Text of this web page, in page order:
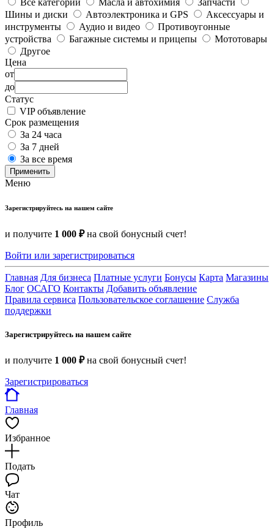
Шины и диски
Автоэлектроника и GPS
Аксессуары и
инструменты
Аудио и видео
Противоугонные
устройства
Багажные системы и прицепы
Мототовары
Другое
Цена
от
до
Статус
VIP объявление
Срок размещения
За 24 часа
За 7 дней
За все время
Применить
Меню
Зарегистрируйтесь на нашем сайте
и получите 1 000 ₽на свой бонусный счет!
Войти или зарегистрироваться
Главная Для бизнеса Платные услуги Бонусы Карта Магазины
Блог ОСАГО Контакты Добавить объявление
Правила сервиса Пользовательское соглашение Служба
поддержки
Зарегистрируйтесь на нашем сайте
и получите 1 000 ₽на свой бонусный счет!
Зарегистрироваться
Главная
Избранное
Подать
Чат
Профиль